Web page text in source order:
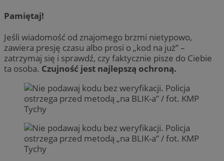
Pamiętaj!
Jeśli wiadomość od znajomego brzmi nietypowo,
zawiera presję czasu albo prosi o „kod na już” –
zatrzymaj się i sprawdź, czy faktycznie pisze do Ciebie
ta osoba. Czujność jest najlepszą ochroną.